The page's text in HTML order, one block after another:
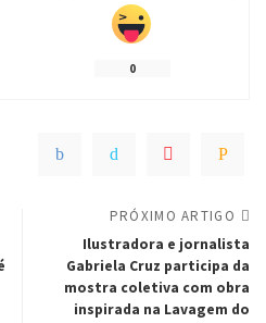
0
PRÓXIMO ARTIGO
Ilustradora e jornalista
Gabriela Cruz participa da
mostra coletiva com obra
inspirada na Lavagem do